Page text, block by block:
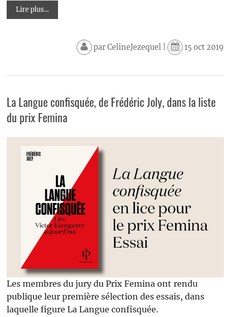
Lire plus...
parCelineJezequel| 15 oct 2019
La Langue confisquée, de Frédéric Joly, dans la liste
du prix Femina
Les membres du jury du Prix Femina ont rendu
publique leur première sélection des essais, dans
laquelle figure La Langue confisquée.